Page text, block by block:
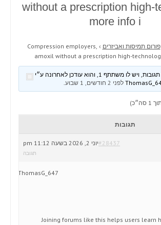
without a prescription high-
more info i
פורום תמיסות ואביזרים ›
Compression employers,
amoxil without a prescription high-
לפני 2 חודשים, 1 שבוע .
תגובות
יוני 2, 2026 בשעה 11:12 pm#28437
תגובה
ThomasG_647
Joining forums like this helps users learn